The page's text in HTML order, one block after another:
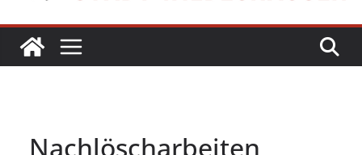
Nachlöscharbeiten